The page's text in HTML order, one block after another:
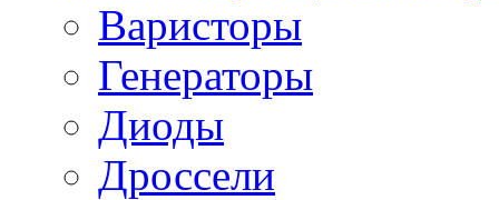
Варисторы
Генераторы
Диоды
Дроссели